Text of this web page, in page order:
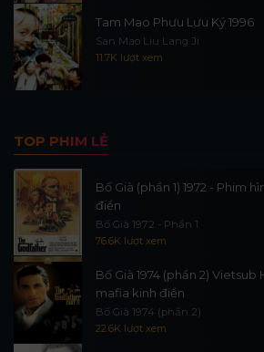
Tam Mao Phưu Lưu Ký 1996
San Mao Liu Lang Ji
11.7K lượt xem
TOP PHIM LẺ
Bố Già (phần 1) 1972 - Phim
điển
Bố Già 1972 - Phần 1
76.6K lượt xem
Bố Già 1974 (phần 2) Vietsub
mafia kinh điển
Bố Già 1974 (phần 2)
22.6K lượt xem